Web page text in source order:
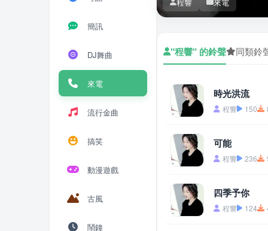
簡訊
DJ舞曲
來電
流行金曲
搞笑
動漫遊戲
古風
鬧鐘
"程響" 的鈴聲 同類鈴
時光洪流
程響 150
可能
程響 236
四季予你
程響 124